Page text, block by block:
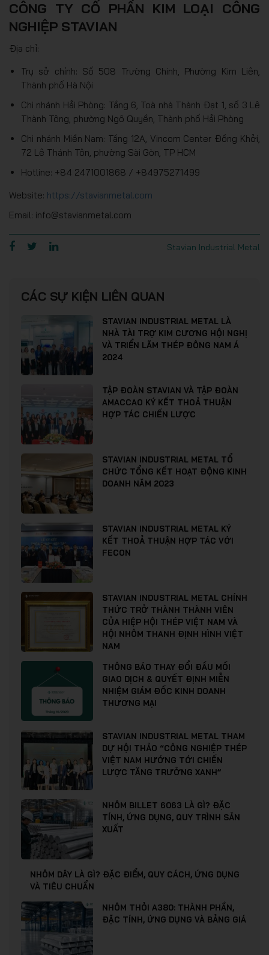
CÔNG TY CỔ PHẦN KIM LOẠI CÔNG
NGHIỆP STAVIAN
Địa chỉ:
Trụ sở chính: Số 508 Trường Chinh, Phường Kim Liên,
Thành phố Hà Nội
Chi nhánh Hải Phòng: Tầng 6, Toà nhà Thành Đạt 1, số 3 Lê
Thành Tông, phường Ngô Quyền, Thành phố Hải Phòng
Chi nhánh Miền Nam: Tầng 12A, Vincom Center Đồng Khởi,
72 Lê Thánh Tôn, phường Sài Gòn, TP HCM
Hotline: +84 2471001868 / +84975271499
Website: https://stavianmetal.com
Email: info@stavianmetal.com
Stavian Industrial Metal
CÁC SỰ KIỆN LIÊN QUAN
STAVIAN INDUSTRIAL METAL LÀ
NHÀ TÀI TRỢ KIM CƯƠNG HỘI NGHỊ
VÀ TRIỂN LÃM THÉP ĐÔNG NAM Á
2024
TẬP ĐOÀN STAVIAN VÀ TẬP ĐOÀN
AMACCAO KÝ KẾT THOẢ THUẬN
HỢP TÁC CHIẾN LƯỢC
STAVIAN INDUSTRIAL METAL TỔ
CHỨC TỔNG KẾT HOẠT ĐỘNG KINH
DOANH NĂM 2023
STAVIAN INDUSTRIAL METAL KÝ
KẾT THOẢ THUẬN HỢP TÁC VỚI
FECON
STAVIAN INDUSTRIAL METAL CHÍNH
THỨC TRỞ THÀNH THÀNH VIÊN
CỦA HIỆP HỘI THÉP VIỆT NAM VÀ
HỘI NHÔM THANH ĐỊNH HÌNH VIỆT
NAM
THÔNG BÁO THAY ĐỔI ĐẦU MỐI
GIAO DỊCH & QUYẾT ĐỊNH MIỄN
NHIỆM GIÁM ĐỐC KINH DOANH
THƯƠNG MẠI
STAVIAN INDUSTRIAL METAL THAM
DỰ HỘI THẢO “CÔNG NGHIỆP THÉP
VIỆT NAM HƯỚNG TỚI CHIẾN
LƯỢC TĂNG TRƯỞNG XANH”
NHÔM BILLET 6063 LÀ GÌ? ĐẶC
TÍNH, ỨNG DỤNG, QUY TRÌNH SẢN
XUẤT
NHÔM DÂY LÀ GÌ? ĐẶC ĐIỂM, QUY CÁCH, ỨNG DỤNG
VÀ TIÊU CHUẨN
NHÔM THỎI A380: THÀNH PHẦN,
ĐẶC TÍNH, ỨNG DỤNG VÀ BẢNG GIÁ